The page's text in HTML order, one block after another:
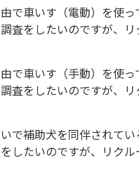
で車いす（電動）を使
査をしたいのですが、
で車いす（手動）を使
査をしたいのですが、
で補助犬を同伴されて
したいのですが、リク